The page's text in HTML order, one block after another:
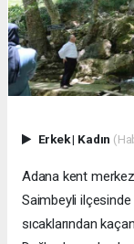
Erkek| Kadın
Adana kent
Saimbeyli ilçesinde
sıcaklarından